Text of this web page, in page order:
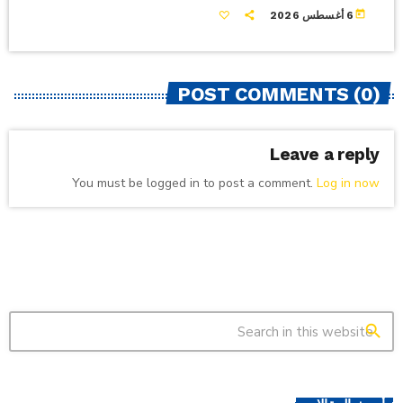
today 6 أغسطس 2026
POST COMMENTS (0)
Leave a reply
You must be logged in to post a comment. Log in now
search